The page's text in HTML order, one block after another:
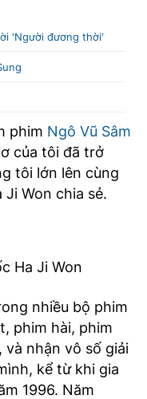
'Người đương thời'
phim Ngô Vũ Sâm
của tôi đã trở
tôi lớn lên cùng
Ji Won chia sẻ.
Ha Ji Won
nhiều bộ phim
phim hài, phim
nhận vô số giải
kể từ khi gia
1996. Năm